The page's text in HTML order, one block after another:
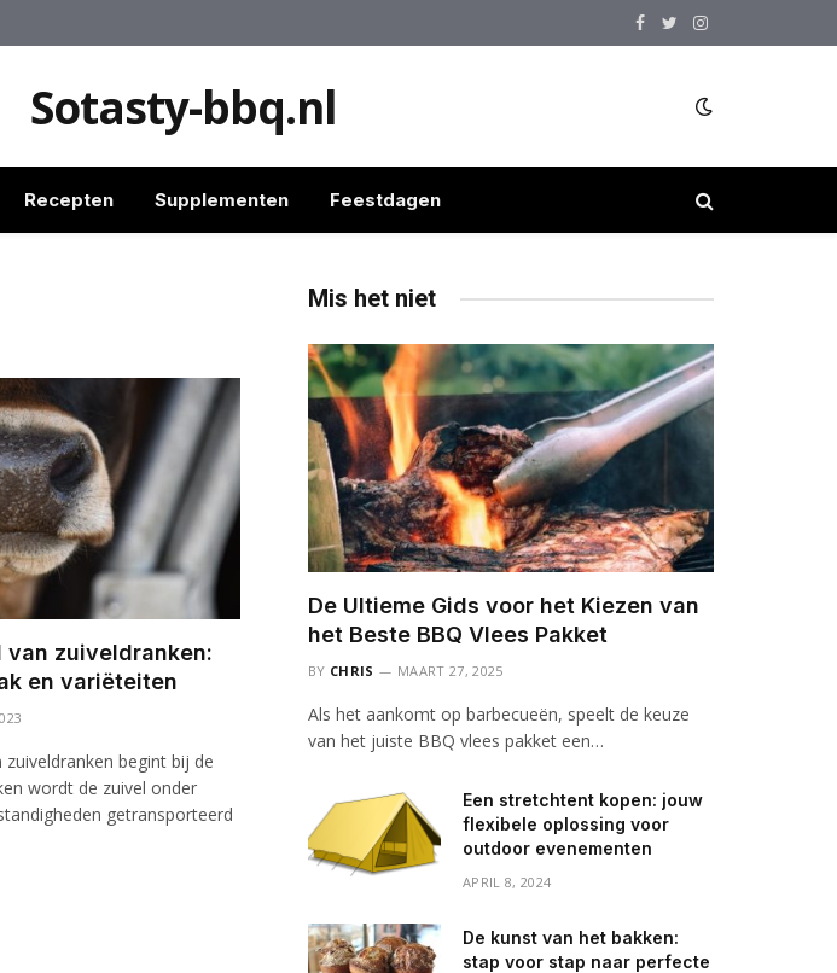
Facebook
TwitterInstagram
Sotasty-bbq.nl
Recepten Supplementen Feestdagen
zuiveldranken:
en variëteiten
begint bij de
wordt de zuivel onder
getransporteerd
Mis het niet
De Ultieme Gids voor het Kiezen van
het Beste BBQ Vlees Pakket
BY CHRIS MAART 27, 2025
Als het aankomt op barbecueën, speelt de keuze
van het juiste BBQ vlees pakket een…
Een stretchtent kopen: jouw
flexibele oplossing voor
outdoor evenementen
APRIL 8, 2024
De kunst van het bakken:
stap voor stap naar perfecte